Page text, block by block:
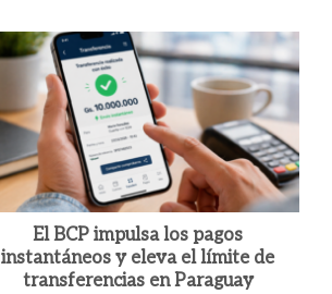
El BCP impulsa los pagos
instantáneos y eleva el límite de
transferencias en Paraguay